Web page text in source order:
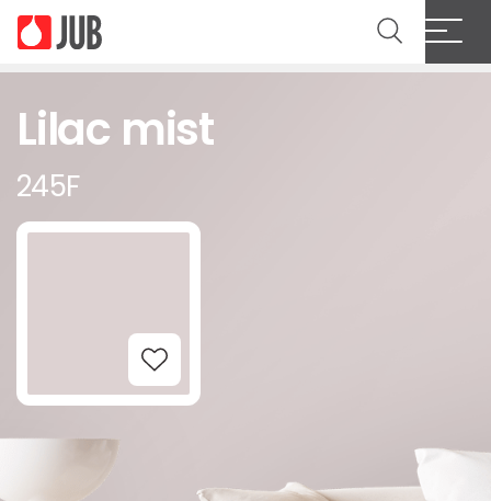
Lilac mist
245F
Add to Wishlist